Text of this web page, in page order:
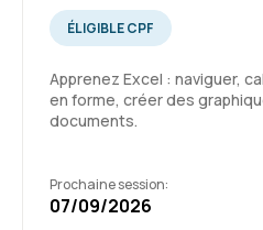
Sandrine C.
s'améliorer et
connaissances.
ÉLIGIBLE CPF
Apprenez Excel : naviguer,
en forme, créer des
documents.
Prochaine session:
07/09/2026